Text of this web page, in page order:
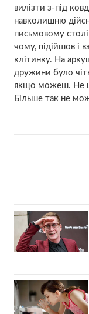
вилізти з-під
навколишню
письмовому
чому, підійшов і
клітинку. На
дружини було
якщо можеш. Не
Більше так не